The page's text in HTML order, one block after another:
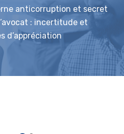
anticorruption et secret
: incertitude et
d’appréciation